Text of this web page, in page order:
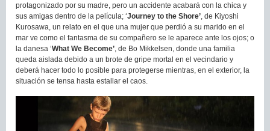
protagonizado por su madre, pero un accidente acabará con la chica y
sus amigas dentro de la película; ‘Journey to the Shore’, de Kiyoshi
Kurosawa, un relato en el que una mujer que perdió a su marido en el
mar ve como el fantasma de su compañero se le aparece ante los ojos; o
la danesa ‘What We Become’, de Bo Mikkelsen, donde una familia
queda aislada debido a un brote de gripe mortal en el vecindario y
deberá hacer todo lo posible para protegerse mientras, en el exterior, la
situación se tensa hasta estallar el caos.